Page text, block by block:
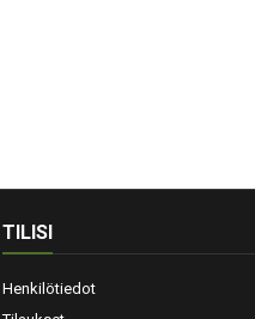
TILISI
Henkilötiedot